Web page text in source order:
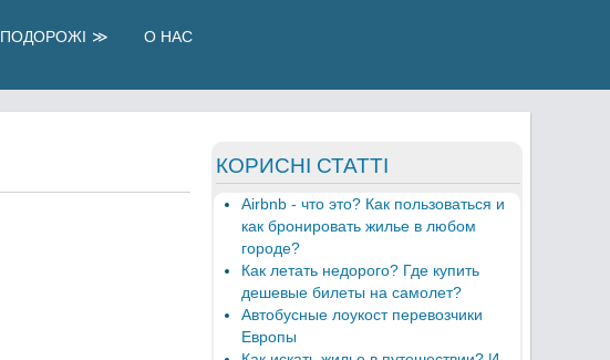
ПОДОРОЖІ О НАС
КОРИСНІ СТАТТІ
Airbnb - что это? Как пользоваться и
как бронировать жилье в любом
городе?
Как летать недорого? Где купить
дешевые билеты на самолет?
Автобусные лоукост перевозчики
Европы